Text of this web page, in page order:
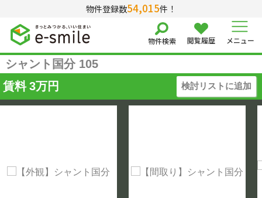
物件登録数54,015件！
物件検索 閲覧履歴 メニュー
シャント国分 105
賃料 3万円 検討リストに追加